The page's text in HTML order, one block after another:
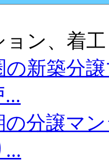
ン、着
の新築分
の分譲マ